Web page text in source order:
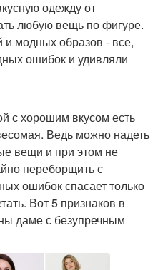
одежду от
любую вещь по фигуре.
модных образов - все,
ошибок и удивляли
с хорошим вкусом есть
Ведь можно надеть
вещи и при этом не
переборщить с
ошибок спасает только
Вот 5 признаков в
даме с безупречным